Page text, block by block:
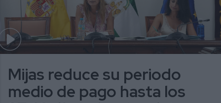
Mijas reduce su periodo
medio de pago hasta los